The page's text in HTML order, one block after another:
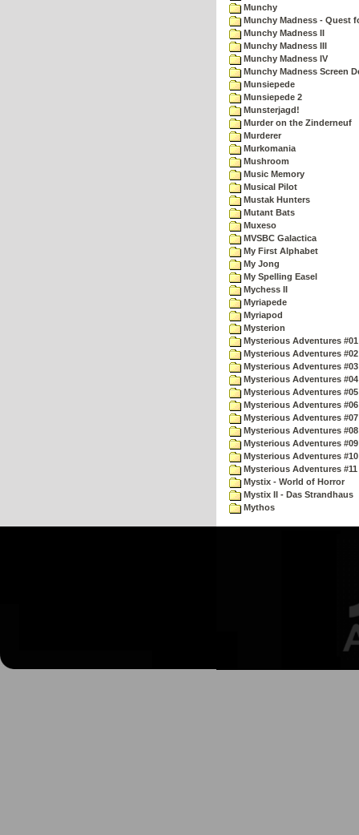
Munchy
Munchy Madness - Quest
Munchy Madness II
Munchy Madness III
Munchy Madness IV
Munchy Madness Screen
Munsiepede
Munsiepede 2
Munsterjagd!
Murder on the Zinderneuf
Murderer
Murkomania
Mushroom
Music Memory
Musical Pilot
Mustak Hunters
Mutant Bats
Muxeso
MVSBC Galactica
My First Alphabet
My Jong
My Spelling Easel
Mychess II
Myriapede
Myriapod
Mysterion
Mysterious Adventures
Mysterious Adventures
Mysterious Adventures
Mysterious Adventures
Mysterious Adventures
Mysterious Adventures
Mysterious Adventures
Mysterious Adventures
Mysterious Adventures
Mysterious Adventures
Mysterious Adventures
Mystix - World of Horror
Mystix II - Das Strandhaus
Mythos